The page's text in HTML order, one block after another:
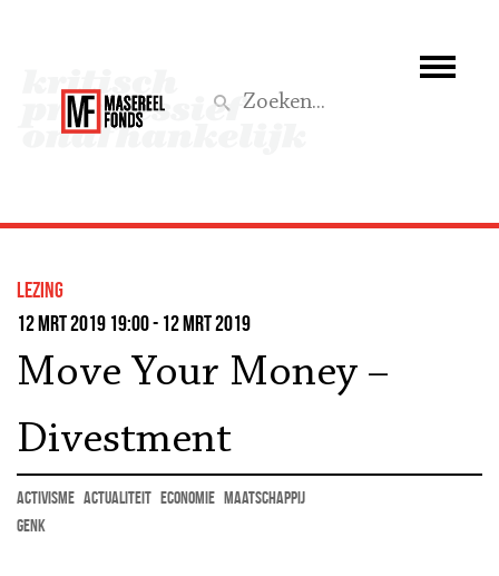
Wat we doen
Steun ons
Aktief
lezing
12 mrt 2019 19:00 - 12 mrt 2019
Move Your Money –
Divestment
activisme actualiteit economie maatschappij
Genk